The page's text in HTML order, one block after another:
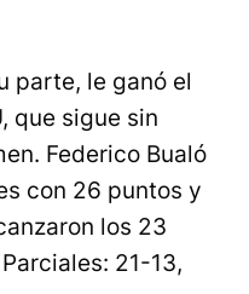
parte, le ganó el
que sigue sin
Federico Bualó
con 26 puntos y
los 23
21-13,